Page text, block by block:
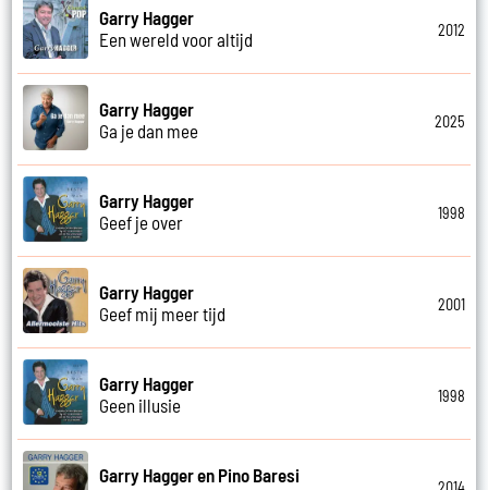
Garry Hagger
Een wereld voor altijd
2012
Garry Hagger
Ga je dan mee
2025
Garry Hagger
Geef je over
1998
Garry Hagger
Geef mij meer tijd
2001
Garry Hagger
Geen illusie
1998
Garry Hagger en Pino Baresi